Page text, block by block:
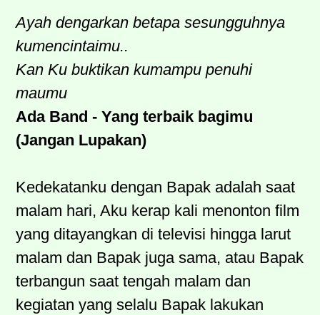
Ayah dengarkan betapa sesungguhnya
kumencintaimu..
Kan Ku buktikan kumampu penuhi
maumu
Ada Band - Yang terbaik bagimu
(Jangan Lupakan)
Kedekatanku dengan Bapak adalah saat
malam hari, Aku kerap kali menonton film
yang ditayangkan di televisi hingga larut
malam dan Bapak juga sama, atau Bapak
terbangun saat tengah malam dan
kegiatan yang selalu Bapak lakukan